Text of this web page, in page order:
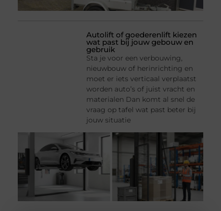
Autolift of goederenlift kiezen
wat past bij jouw gebouw en
gebruik
Sta je voor een verbouwing,
nieuwbouw of herinrichting en
moet er iets verticaal verplaatst
worden auto’s of juist vracht en
materialen Dan komt al snel de
vraag op tafel wat past beter bij
jouw situatie